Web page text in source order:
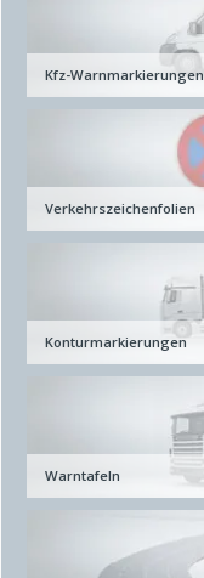
Kfz-Warnmarkierungen
Verkehrszeichenfolien
Konturmarkierungen
Warntafeln